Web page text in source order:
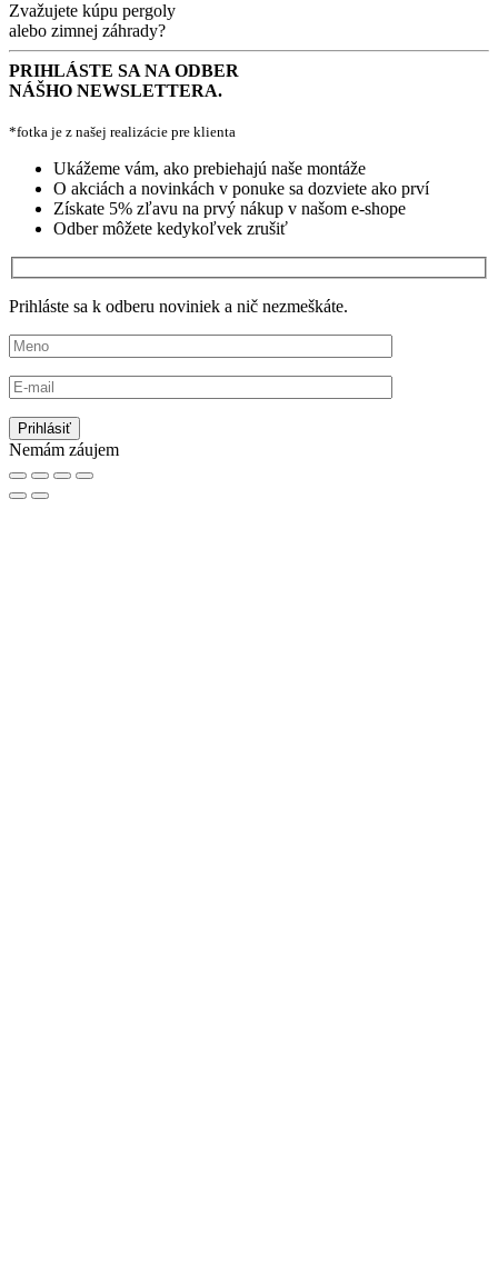
Zvažujete kúpu pergoly
alebo zimnej záhrady?
PRIHLÁSTE SA NA ODBER
NÁŠHO NEWSLETTERA.
*fotka je z našej realizácie pre klienta
Ukážeme vám, ako prebiehajú naše montáže
O akciách a novinkách v ponuke sa dozviete ako prví
Získate 5% zľavu na prvý nákup v našom e-shope
Odber môžete kedykoľvek zrušiť
Prihláste sa k odberu noviniek a nič nezmeškáte.
Nemám záujem